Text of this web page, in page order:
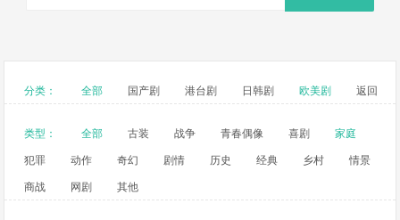
分类： 全部 国产剧 港台剧 日韩剧 欧美剧 返回
类型： 全部 古装 战争 青春偶像 喜剧
家庭
犯罪
动作 奇幻 剧情 历史 经典 乡村
情景
商战
网剧 其他